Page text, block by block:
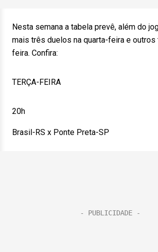
Nesta semana a tabela prevê, além do
mais três duelos na quarta-feira e outros
feira. Confira:
TERÇA-FEIRA
20h
Brasil-RS x Ponte Preta-SP